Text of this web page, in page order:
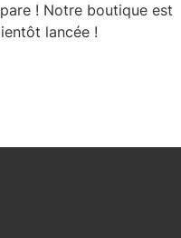
! Notre boutique est
lancée !